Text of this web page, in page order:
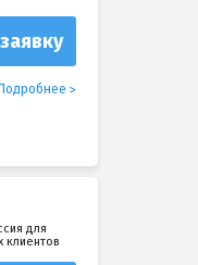
Подробнее
для
клиентов